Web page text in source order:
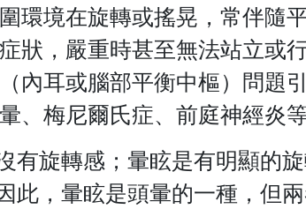
環境在旋轉或搖晃，常伴隨
狀，嚴重時甚至無法站立或
內耳或腦部平衡中樞）問題引
、梅尼爾氏症、前庭神經炎等
有旋轉感；暈眩是有明顯的
此，暈眩是頭暈的一種，但